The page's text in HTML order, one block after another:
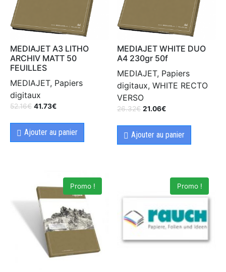
MEDIAJET A3 LITHO
ARCHIV MATT 50
FEUILLES
MEDIAJET, Papiers
digitaux
52.16€ 41.73€
Ajouter au panier
MEDIAJET WHITE DUO
A4 230gr 50f
MEDIAJET, Papiers
digitaux, WHITE RECTO
VERSO
26.32€ 21.06€
Ajouter au panier
Promo ! Promo !